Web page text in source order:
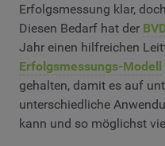
Erfolgsmessung klar,
Diesen Bedarf hat der
Jahr einen hilfreichen
Erfolgsmessungs-Modell
gehalten, damit es auf
unterschiedliche
kann und so möglichst